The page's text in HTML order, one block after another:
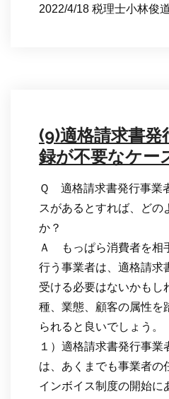
2022/4/18 税理士小林俊
(9)適格請求書発
録が不要なケー
Ｑ 適格請求書発行事業
スがあるとすれば、どの
か？
Ａ もっぱら消費者を相
行う事業者は、適格請求
受ける必要はないかもし
種、業態、顧客の属性を
られると良いでしょう。
１）適格請求書発行事業
は、あくまでも事業者の
インボイス制度の開始に